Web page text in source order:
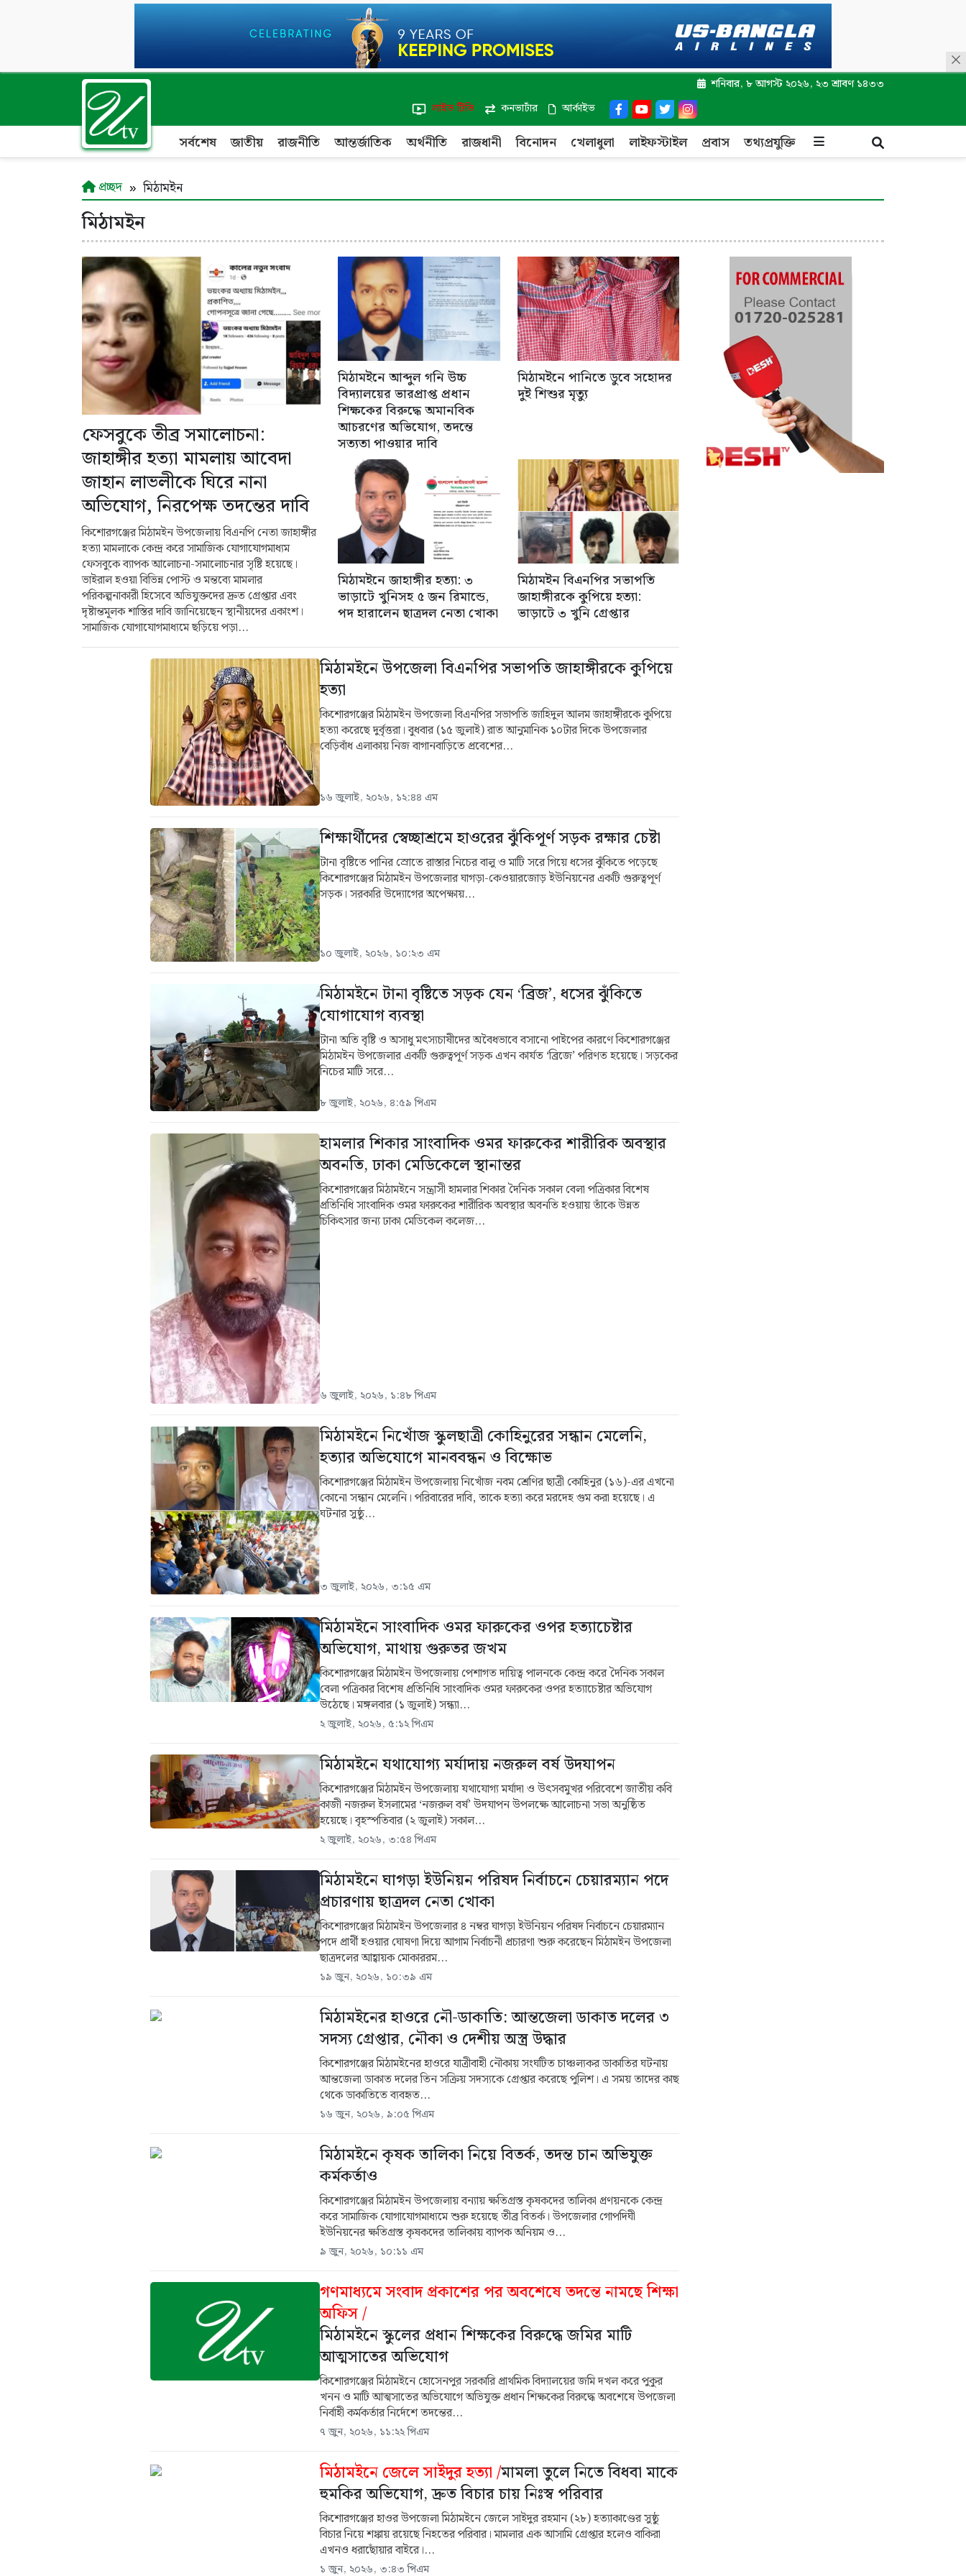
শনিবার, ৮ আগস্ট ২০২৬, ২৩ শ্রাবণ ১৪৩৩
লাইভ টিভি
কনভার্টার আর্কাইভ
সর্বশেষ জাতীয় রাজনীতি আন্তর্জাতিক অর্থনীতি রাজধানী বিনোদন খেলাধুলা লাইফস্টাইল প্রবাস তথ্যপ্রযুক্তি
প্রচ্ছদ মিঠামইন
মিঠামইন
ফেসবুকে তীব্র সমালোচনা:
জাহাঙ্গীর হত্যা মামলায় আবেদা
জাহান লাভলীকে ঘিরে নানা
অভিযোগ, নিরপেক্ষ তদন্তের দাবি
কিশোরগঞ্জের মিঠামইন উপজেলায় বিএনপি নেতা জাহাঙ্গীর
হত্যা মামলাকে কেন্দ্র করে সামাজিক যোগাযোগমাধ্যম
ফেসবুকে ব্যাপক আলোচনা-সমালোচনার সৃষ্টি হয়েছে।
ভাইরাল হওয়া বিভিন্ন পোস্ট ও মন্তব্যে মামলার
পরিকল্পনাকারী হিসেবে অভিযুক্তদের দ্রুত গ্রেপ্তার এবং
দৃষ্টান্তমূলক শাস্তির দাবি জানিয়েছেন স্থানীয়দের একাংশ।
সামাজিক যোগাযোগমাধ্যমে ছড়িয়ে পড়া...
মিঠামইনে আব্দুল গনি উচ্চ
বিদ্যালয়ের ভারপ্রাপ্ত প্রধান
শিক্ষকের বিরুদ্ধে অমানবিক
আচরণের অভিযোগ, তদন্তে
সত্যতা পাওয়ার দাবি
মিঠামইনে পানিতে ডুবে সহোদর
দুই শিশুর মৃত্যু
মিঠামইনে জাহাঙ্গীর হত্যা: ৩
ভাড়াটে খুনিসহ ৫ জন রিমান্ডে,
পদ হারালেন ছাত্রদল নেতা খোকা
মিঠামইন বিএনপির সভাপতি
জাহাঙ্গীরকে কুপিয়ে হত্যা:
ভাড়াটে ৩ খুনি গ্রেপ্তার
মিঠামইনে উপজেলা বিএনপির সভাপতি জাহাঙ্গীরকে কুপিয়ে
হত্যা
কিশোরগঞ্জের মিঠামইন উপজেলা বিএনপির সভাপতি জাহিদুল আলম জাহাঙ্গীরকে কুপিয়ে
হত্যা করেছে দুর্বৃত্তরা। বুধবার (১৫ জুলাই) রাত আনুমানিক ১০টার দিকে উপজেলার
বেড়িবাঁধ এলাকায় নিজ বাগানবাড়িতে প্রবেশের...
১৬ জুলাই, ২০২৬, ১২:৪৪ এম
শিক্ষার্থীদের স্বেচ্ছাশ্রমে হাওরের ঝুঁকিপূর্ণ সড়ক রক্ষার চেষ্টা
টানা বৃষ্টিতে পানির স্রোতে রাস্তার নিচের বালু ও মাটি সরে গিয়ে ধসের ঝুঁকিতে পড়েছে
কিশোরগঞ্জের মিঠামইন উপজেলার ঘাগড়া-কেওয়ারজোড় ইউনিয়নের একটি গুরুত্বপূর্ণ
সড়ক। সরকারি উদ্যোগের অপেক্ষায়...
১০ জুলাই, ২০২৬, ১০:২৩ এম
মিঠামইনে টানা বৃষ্টিতে সড়ক যেন ‘ব্রিজ’, ধসের ঝুঁকিতে
যোগাযোগ ব্যবস্থা
টানা অতি বৃষ্টি ও অসাধু মৎস্যচাষীদের অবৈধভাবে বসানো পাইপের কারণে কিশোরগঞ্জের
মিঠামইন উপজেলার একটি গুরুত্বপূর্ণ সড়ক এখন কার্যত ‘ব্রিজে’ পরিণত হয়েছে। সড়কের
নিচের মাটি সরে...
৮ জুলাই, ২০২৬, ৪:৫৯ পিএম
হামলার শিকার সাংবাদিক ওমর ফারুকের শারীরিক অবস্থার
অবনতি, ঢাকা মেডিকেলে স্থানান্তর
কিশোরগঞ্জের মিঠামইনে সন্ত্রাসী হামলার শিকার দৈনিক সকাল বেলা পত্রিকার বিশেষ
প্রতিনিধি সাংবাদিক ওমর ফারুকের শারীরিক অবস্থার অবনতি হওয়ায় তাঁকে উন্নত
চিকিৎসার জন্য ঢাকা মেডিকেল কলেজ...
৬ জুলাই, ২০২৬, ১:৪৮ পিএম
মিঠামইনে নিখোঁজ স্কুলছাত্রী কোহিনুরের সন্ধান মেলেনি,
হত্যার অভিযোগে মানববন্ধন ও বিক্ষোভ
কিশোরগঞ্জের মিঠামইন উপজেলায় নিখোঁজ নবম শ্রেণির ছাত্রী কোহিনুর (১৬)-এর এখনো
কোনো সন্ধান মেলেনি। পরিবারের দাবি, তাকে হত্যা করে মরদেহ গুম করা হয়েছে। এ
ঘটনার সুষ্ঠু...
৩ জুলাই, ২০২৬, ৩:১৫ এম
মিঠামইনে সাংবাদিক ওমর ফারুকের ওপর হত্যাচেষ্টার
অভিযোগ, মাথায় গুরুতর জখম
কিশোরগঞ্জের মিঠামইন উপজেলায় পেশাগত দায়িত্ব পালনকে কেন্দ্র করে দৈনিক সকাল
বেলা পত্রিকার বিশেষ প্রতিনিধি সাংবাদিক ওমর ফারুকের ওপর হত্যাচেষ্টার অভিযোগ
উঠেছে। মঙ্গলবার (১ জুলাই) সন্ধ্যা...
২ জুলাই, ২০২৬, ৫:১২ পিএম
মিঠামইনে যথাযোগ্য মর্যাদায় নজরুল বর্ষ উদযাপন
কিশোরগঞ্জের মিঠামইন উপজেলায় যথাযোগ্য মর্যাদা ও উৎসবমুখর পরিবেশে জাতীয় কবি
কাজী নজরুল ইসলামের ‘নজরুল বর্ষ’ উদযাপন উপলক্ষে আলোচনা সভা অনুষ্ঠিত
হয়েছে। বৃহস্পতিবার (২ জুলাই) সকাল...
২ জুলাই, ২০২৬, ৩:৫৪ পিএম
মিঠামইনে ঘাগড়া ইউনিয়ন পরিষদ নির্বাচনে চেয়ারম্যান পদে
প্রচারণায় ছাত্রদল নেতা খোকা
কিশোরগঞ্জের মিঠামইন উপজেলার ৪ নম্বর ঘাগড়া ইউনিয়ন পরিষদ নির্বাচনে চেয়ারম্যান
পদে প্রার্থী হওয়ার ঘোষণা দিয়ে আগাম নির্বাচনী প্রচারণা শুরু করেছেন মিঠামইন উপজেলা
ছাত্রদলের আহ্বায়ক মোকাররম...
১৯ জুন, ২০২৬, ১০:৩৯ এম
মিঠামইনের হাওরে নৌ-ডাকাতি: আন্তজেলা ডাকাত দলের ৩
সদস্য গ্রেপ্তার, নৌকা ও দেশীয় অস্ত্র উদ্ধার
কিশোরগঞ্জের মিঠামইনের হাওরে যাত্রীবাহী নৌকায় সংঘটিত চাঞ্চল্যকর ডাকাতির ঘটনায়
আন্তজেলা ডাকাত দলের তিন সক্রিয় সদস্যকে গ্রেপ্তার করেছে পুলিশ। এ সময় তাদের কাছ
থেকে ডাকাতিতে ব্যবহৃত...
১৬ জুন, ২০২৬, ৯:০৫ পিএম
মিঠামইনে কৃষক তালিকা নিয়ে বিতর্ক, তদন্ত চান অভিযুক্ত
কর্মকর্তাও
কিশোরগঞ্জের মিঠামইন উপজেলায় বন্যায় ক্ষতিগ্রস্ত কৃষকদের তালিকা প্রণয়নকে কেন্দ্র
করে সামাজিক যোগাযোগমাধ্যমে শুরু হয়েছে তীব্র বিতর্ক। উপজেলার গোপদিঘী
ইউনিয়নের ক্ষতিগ্রস্ত কৃষকদের তালিকায় ব্যাপক অনিয়ম ও...
৯ জুন, ২০২৬, ১০:১১ এম
গণমাধ্যমে সংবাদ প্রকাশের পর অবশেষে তদন্তে নামছে শিক্ষা
অফিস /
মিঠামইনে স্কুলের প্রধান শিক্ষকের বিরুদ্ধে জমির মাটি
আত্মসাতের অভিযোগ
কিশোরগঞ্জের মিঠামইনে হোসেনপুর সরকারি প্রাথমিক বিদ্যালয়ের জমি দখল করে পুকুর
খনন ও মাটি আত্মসাতের অভিযোগে অভিযুক্ত প্রধান শিক্ষকের বিরুদ্ধে অবশেষে উপজেলা
নির্বাহী কর্মকর্তার নির্দেশে তদন্তের...
৭ জুন, ২০২৬, ১১:২২ পিএম
মিঠামইনে জেলে সাইদুর হত্যা /মামলা তুলে নিতে বিধবা মাকে
হুমকির অভিযোগ, দ্রুত বিচার চায় নিঃস্ব পরিবার
কিশোরগঞ্জের হাওর উপজেলা মিঠামইনে জেলে সাইদুর রহমান (২৮) হত্যাকাণ্ডের সুষ্ঠু
বিচার নিয়ে শঙ্কায় রয়েছে নিহতের পরিবার। মামলার এক আসামি গ্রেপ্তার হলেও বাকিরা
এখনও ধরাছোঁয়ার বাইরে।...
১ জুন, ২০২৬, ৩:৪৩ পিএম